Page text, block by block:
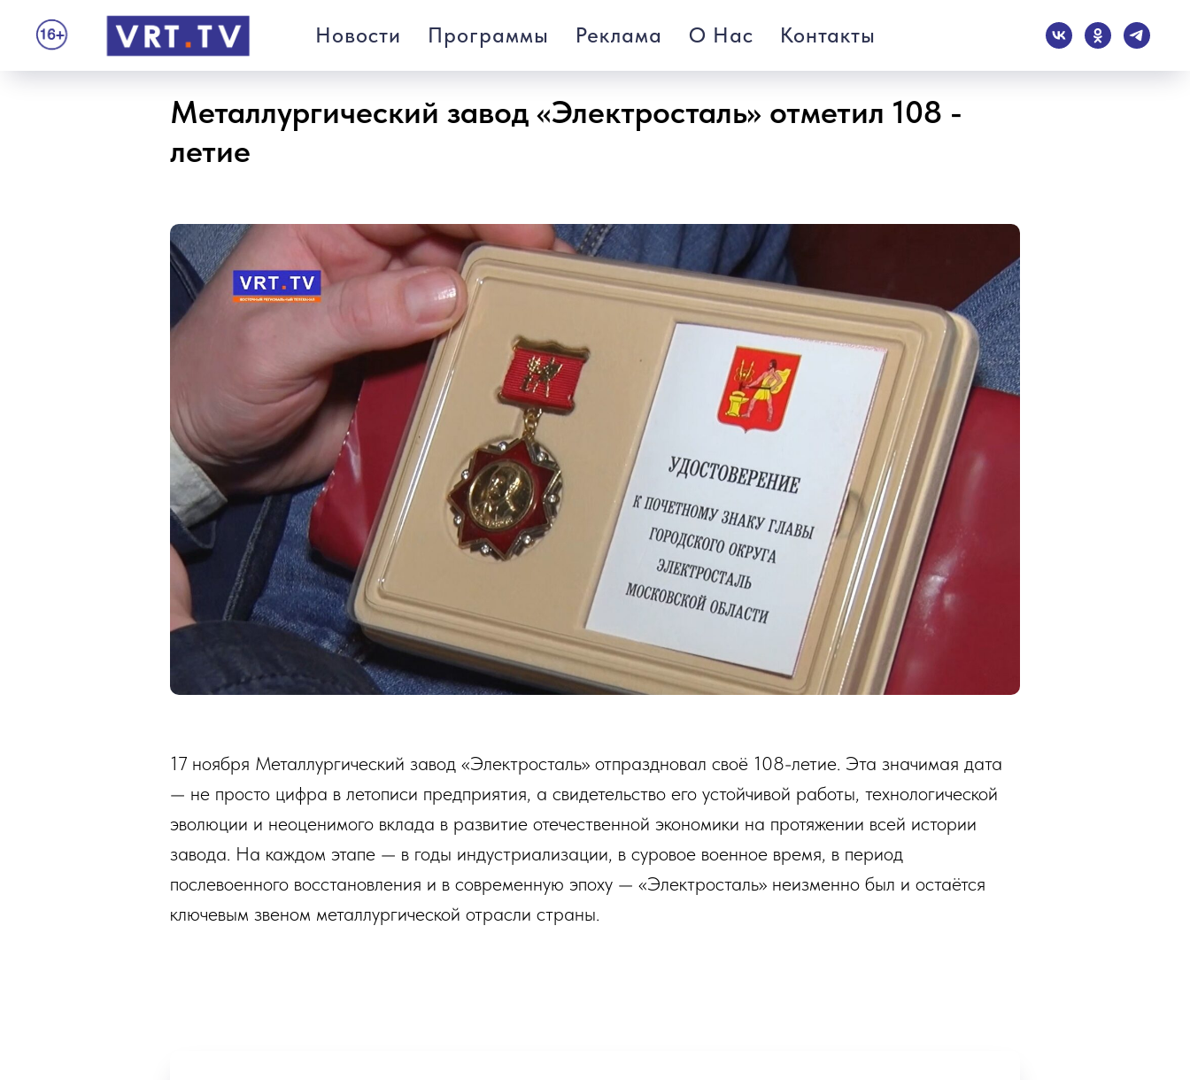
Новости Программы Реклама О Нас Контакты
Металлургический завод «Электросталь» отметил 108 -
летие
17 ноября Металлургический завод «Электросталь» отпраздновал своё 108-летие. Эта значимая дата
— не просто цифра в летописи предприятия, а свидетельство его устойчивой работы, технологической
эволюции и неоценимого вклада в развитие отечественной экономики на протяжении всей истории
завода. На каждом этапе — в годы индустриализации, в суровое военное время, в период
послевоенного восстановления и в современную эпоху — «Электросталь» неизменно был и остаётся
ключевым звеном металлургической отрасли страны.